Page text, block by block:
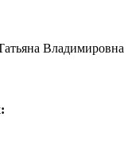
Владимировна